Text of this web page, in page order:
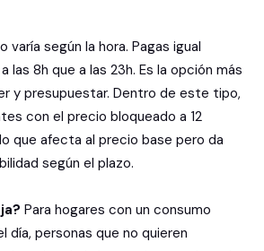
varía según la hora. Pagas igual
las 8h que a las 23h. Es la opción más
y presupuestar. Dentro de este tipo,
con el precio bloqueado a 12
que afecta al precio base pero da
según el plazo.
Para hogares con un consumo
día, personas que no quieren